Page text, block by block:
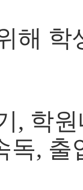
해
, 학
독, 출